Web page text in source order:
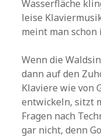
Wasserfläche
leise
meint man schon
Wenn die
dann auf den
Klaviere wie von
entwickeln, sitzt
Fragen nach
gar nicht, denn